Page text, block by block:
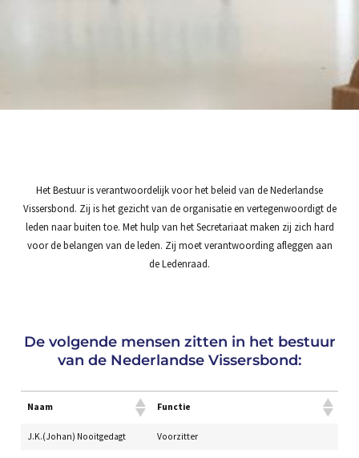
Het Bestuur is verantwoordelijk voor het beleid van de Nederlandse
Vissersbond. Zij is het gezicht van de organisatie en vertegenwoordigt de
leden naar buiten toe. Met hulp van het Secretariaat maken zij zich hard
voor de belangen van de leden. Zij moet verantwoording afleggen aan
de Ledenraad.
De volgende mensen zitten in het bestuur
van de Nederlandse Vissersbond:
Naam Functie
J.K.(Johan) Nooitgedagt Voorzitter